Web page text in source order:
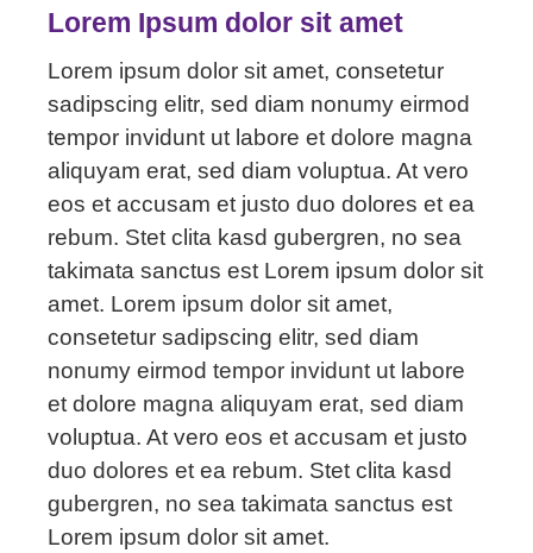
Lorem Ipsum dolor sit amet
Lorem ipsum dolor sit amet, consetetur
sadipscing elitr, sed diam nonumy eirmod
tempor invidunt ut labore et dolore magna
aliquyam erat, sed diam voluptua. At vero
eos et accusam et justo duo dolores et ea
rebum. Stet clita kasd gubergren, no sea
takimata sanctus est Lorem ipsum dolor sit
amet. Lorem ipsum dolor sit amet,
consetetur sadipscing elitr, sed diam
nonumy eirmod tempor invidunt ut labore
et dolore magna aliquyam erat, sed diam
voluptua. At vero eos et accusam et justo
duo dolores et ea rebum. Stet clita kasd
gubergren, no sea takimata sanctus est
Lorem ipsum dolor sit amet.